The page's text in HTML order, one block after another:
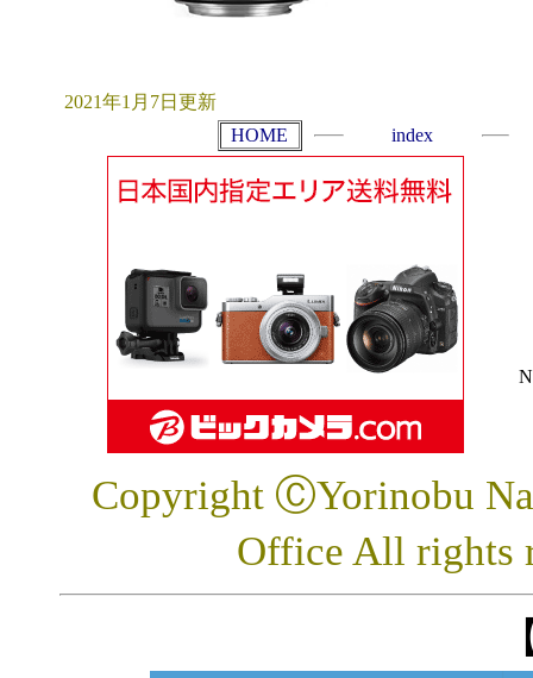
2021年1月7日更新
HOME
index
Copyright ⒸYorinobu
Office All rights